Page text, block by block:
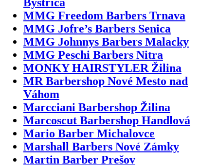
MMG Freedom Barbers Trnava
MMG Jofre’s Barbers Senica
MMG Johnnys Barbers Malacky
MMG Peschi Barbers Nitra
MONKY HAIRSTYLER Žilina
MR Barbershop Nové Mesto nad
Váhom
Marcciani Barbershop Žilina
Marcoscut Barbershop Handlová
Mario Barber Michalovce
Marshall Barbers Nové Zámky
Martin Barber Prešov